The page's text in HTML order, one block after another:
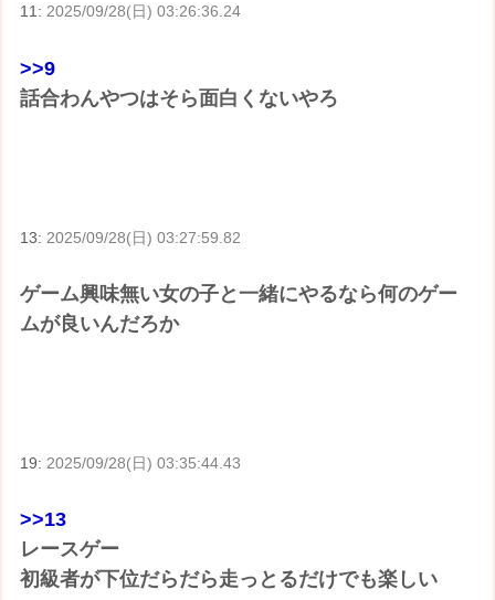
11:2025/09/28(日) 03:26:36.24
>>9
話合わんやつはそら面白くないやろ
13: 2025/09/28(日) 03:27:59.82
ゲーム興味無い女の子と一緒にやるなら何のゲー
ムが良いんだろか
19: 2025/09/28(日) 03:35:44.43
>>13
レースゲー
初級者が下位だらだら走っとるだけでも楽しい